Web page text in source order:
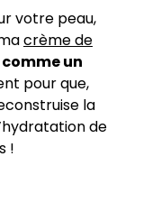
votre peau,
crème de
un
pour que,
la
de
!